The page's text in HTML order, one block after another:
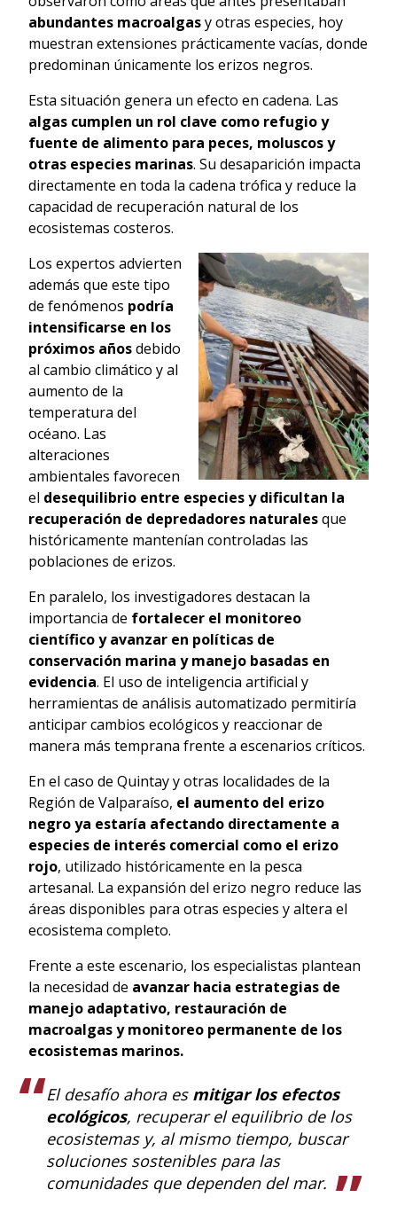
abundantes macroalgasy otras especies, hoy
muestran extensiones prácticamente vacías, donde
predominan únicamente los erizos negros.
Esta situación genera un efecto en cadena. Las
algas cumplen un rol clave como refugio y
fuente de alimento para peces, moluscos y
otras especies marinas. Su desaparición impacta
directamente en toda la cadena trófica y reduce la
capacidad de recuperación natural de los
ecosistemas costeros.
Los expertos advierten
además que este tipo
de fenómenos podría
intensificarse en los
próximos añosdebido
al cambio climático y al
aumento de la
temperatura del
océano. Las
alteraciones
ambientales favorecen
el desequilibrio entre especies y dificultan la
recuperación de depredadores naturalesque
históricamente mantenían controladas las
poblaciones de erizos.
En paralelo, los investigadores destacan la
importancia de fortalecer el monitoreo
científico y avanzar en políticas de
conservación marina y manejo basadas en
evidencia. El uso de inteligencia artificial y
herramientas de análisis automatizado permitiría
anticipar cambios ecológicos y reaccionar de
manera más temprana frente a escenarios críticos.
En el caso de Quintay y otras localidades de la
Región de Valparaíso, el aumento del erizo
negro ya estaría afectando directamente a
especies de interés comercial como el erizo
rojo, utilizado históricamente en la pesca
artesanal. La expansión del erizo negro reduce las
áreas disponibles para otras especies y altera el
ecosistema completo.
Frente a este escenario, los especialistas plantean
la necesidad de avanzar hacia estrategias de
manejo adaptativo, restauración de
macroalgas y monitoreo permanente de los
ecosistemas marinos.
El desafío ahora es mitigar los efectos
ecológicos, recuperar el equilibrio de los
ecosistemas y, al mismo tiempo, buscar
soluciones sostenibles para las
comunidades que dependen del mar.